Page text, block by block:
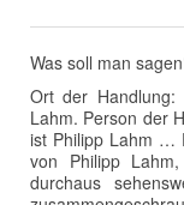
Was soll man
Ort der Handlung:
Lahm. Person der
ist Philipp Lahm …
von Philipp
durchaus